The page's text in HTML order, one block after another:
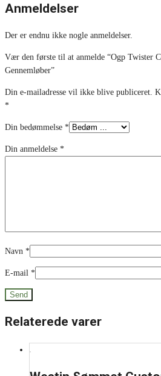
Anmeldelser
Der er endnu ikke nogle anmeldelser.
Vær den første til at anmelde “Ogp Twister
Gennemløber”
Din e-mailadresse vil ikke blive publiceret.
*
Din bedømmelse *
Din anmeldelse *
Navn *
E-mail *
Relaterede varer